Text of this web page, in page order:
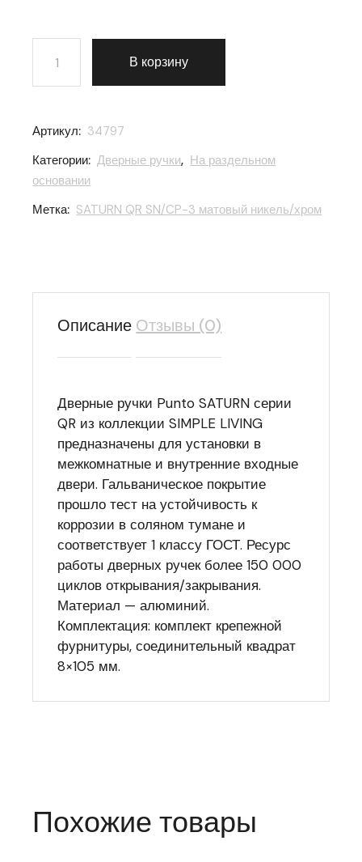
Количество товара Ручка раздельная Punto (Пунто)
В корзину
Артикул: 34797
Категории: Дверные ручки, На раздельном
основании
Метка: SATURN QR SN/CP-3 матовый никель/хром
Описание Отзывы (0)
Дверные ручки Punto SATURN серии
QR из коллекции SIMPLE LIVING
предназначены для установки в
межкомнатные и внутренние входные
двери. Гальваническое покрытие
прошло тест на устойчивость к
коррозии в соляном тумане и
соответствует 1 классу ГОСТ. Ресурс
работы дверных ручек более 150 000
циклов открывания/закрывания.
Материал — алюминий.
Комплектация: комплект крепежной
фурнитуры, соединительный квадрат
8×105 мм.
Похожие товары